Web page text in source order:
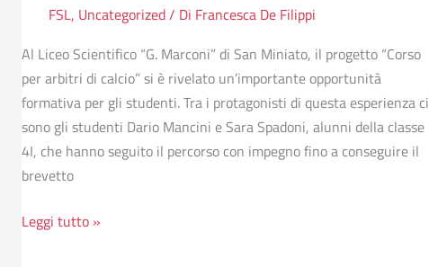
FSL, Uncategorized/ Di Francesca De Filippi
Al Liceo Scientifico “G. Marconi” di San Miniato, il progetto “Corso
per arbitri di calcio” si è rivelato un’importante opportunità
formativa per gli studenti. Tra i protagonisti di questa esperienza ci
sono gli studenti Dario Mancini e Sara Spadoni, alunni della classe
4I, che hanno seguito il percorso con impegno fino a conseguire il
brevetto
Leggi tutto »